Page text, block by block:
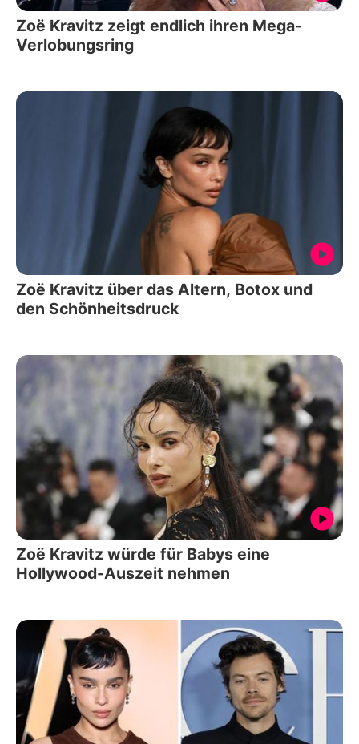
Zoë Kravitz zeigt endlich ihren Mega-
Verlobungsring
Zoë Kravitz über das Altern, Botox und
den Schönheitsdruck
Zoë Kravitz würde für Babys eine
Hollywood-Auszeit nehmen